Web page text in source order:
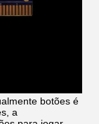
botões é
a